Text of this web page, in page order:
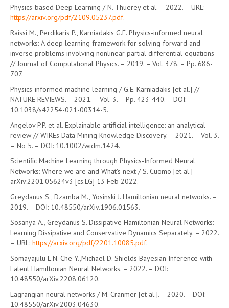
Physics-based Deep Learning / N. Thuerey et al. – 2022. – URL:
https://arxiv.org/pdf/2109.05237.pdf.
Raissi M., Perdikaris P., Karniadakis G.E. Physics-informed neural
networks: A deep learning framework for solving forward and
inverse problems involving nonlinear partial differential equations
// Journal of Computational Physics. – 2019. – Vol. 378. – Pp. 686-
707.
Physics-informed machine learning / G.E. Karniadakis [et al.] //
NATURE REVIEWS. – 2021. – Vol. 3. – Pp. 423-440. – DOI:
10.1038/s42254-021-00314-5.
Angelov P.P. et al. Explainable artificial intelligence: an analytical
review // WIREs Data Mining Knowledge Discovery. – 2021. – Vol. 3.
– No 5. – DOI: 10.1002/widm.1424.
Scientiﬁc Machine Learning through Physics-Informed Neural
Networks: Where we are and What’s next / S. Cuomo [et al.] –
arXiv:2201.05624v3 [cs.LG] 13 Feb 2022.
Greydanus S., Dzamba M., Yosinski J. Hamiltonian neural networks. –
2019. – DOI: 10.48550/arXiv.1906.01563.
Sosanya A., Greydanus S. Dissipative Hamiltonian Neural Networks:
Learning Dissipative and Conservative Dynamics Separately. – 2022.
– URL: https://arxiv.org/pdf/2201.10085.pdf.
Somayajulu L.N. Che Y.,Michael D. Shields Bayesian Inference with
Latent Hamiltonian Neural Networks. – 2022. – DOI:
10.48550/arXiv.2208.06120.
Lagrangian neural networks / M. Cranmer [et al.]. – 2020. – DOI:
10.48550/arXiv.2003.04630.